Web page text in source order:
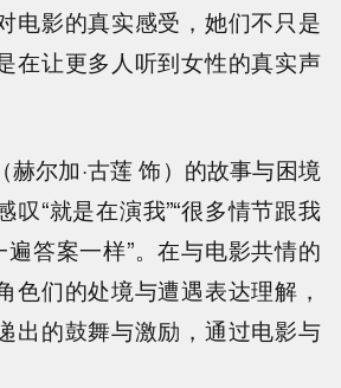
电影的真实感受，她们不只是
在让更多人听到女性的真实声
赫尔加·古莲 饰）的故事与困境
叹“就是在演我”“很多情节跟我
遍答案一样”。在与电影共情的
色们的处境与遭遇表达理解，
出的鼓舞与激励，通过电影与